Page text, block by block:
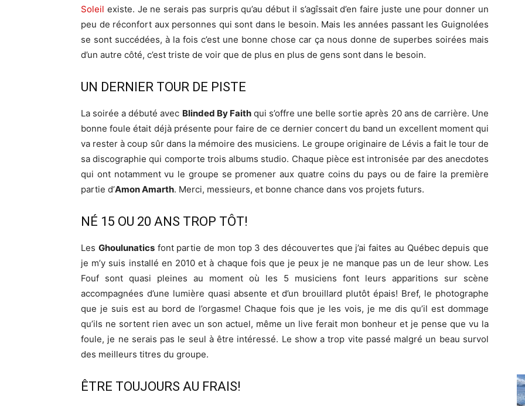
Soleil existe. Je ne serais pas surpris qu’au début il s’agîssait d’en faire juste une pour donner un
peu de réconfort aux personnes qui sont dans le besoin. Mais les années passant les Guignolées
se sont succédées, à la fois c’est une bonne chose car ça nous donne de superbes soirées mais
d’un autre côté, c’est triste de voir que de plus en plus de gens sont dans le besoin.
UN DERNIER TOUR DE PISTE
La soirée a débuté avec Blinded By Faithqui s’offre une belle sortie après 20 ans de carrière. Une
bonne foule était déjà présente pour faire de ce dernier concert du band un excellent moment qui
va rester à coup sûr dans la mémoire des musiciens. Le groupe originaire de Lévis a fait le tour de
sa discographie qui comporte trois albums studio. Chaque pièce est intronisée par des anecdotes
qui ont notamment vu le groupe se promener aux quatre coins du pays ou de faire la première
partie d’Amon Amarth. Merci, messieurs, et bonne chance dans vos projets futurs.
NÉ 15 OU 20 ANS TROP TÔT!
Les Ghoulunaticsfont partie de mon top 3 des découvertes que j’ai faites au Québec depuis que
je m’y suis installé en 2010 et à chaque fois que je peux je ne manque pas un de leur show. Les
Fouf sont quasi pleines au moment où les 5 musiciens font leurs apparitions sur scène
accompagnées d’une lumière quasi absente et d’un brouillard plutôt épais! Bref, le photographe
que je suis est au bord de l’orgasme! Chaque fois que je les vois, je me dis qu’il est dommage
qu’ils ne sortent rien avec un son actuel, même un live ferait mon bonheur et je pense que vu la
foule, je ne serais pas le seul à être intéressé. Le show a trop vite passé malgré un beau survol
des meilleurs titres du groupe.
ÊTRE TOUJOURS AU FRAIS!